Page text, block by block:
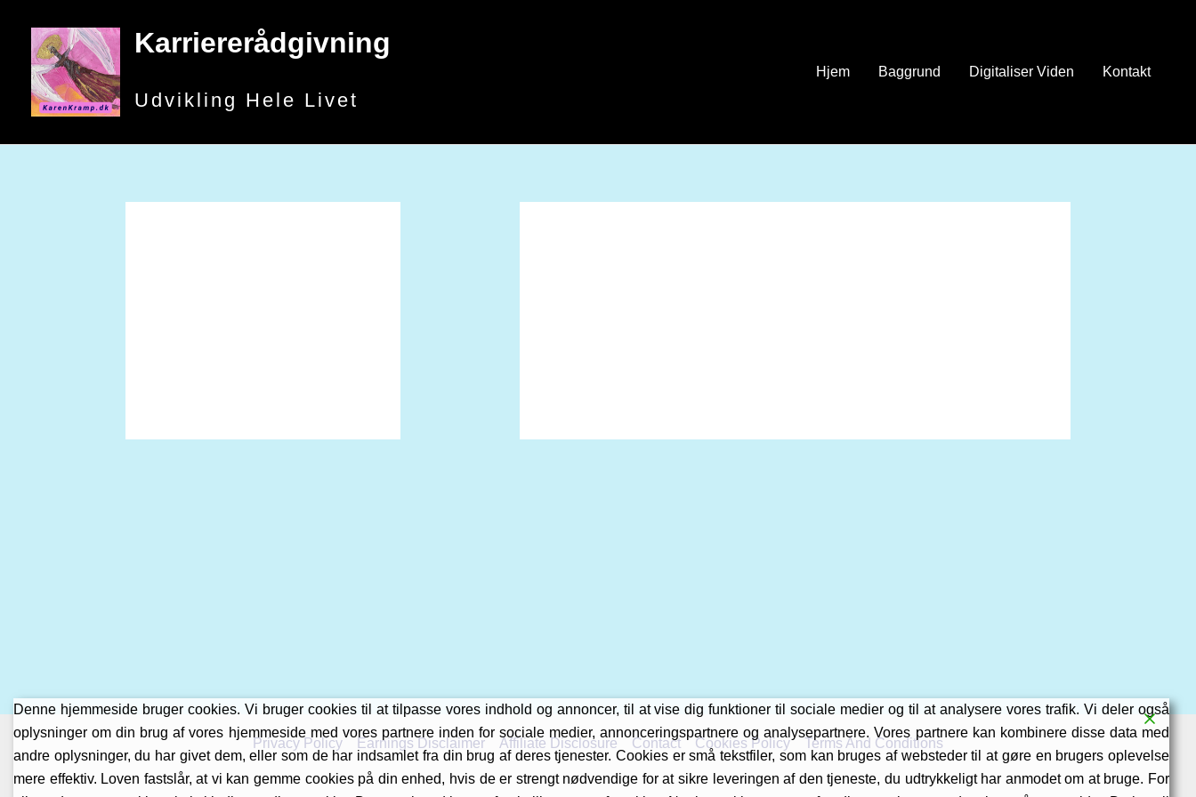
indholdet
Karriererådgivning
Udvikling Hele Livet
Hjem Baggrund Digitaliser Viden Kontakt
Privacy Policy Earnings Disclaimer Affiliate Disclosure Contact Cookies Policy Terms And Conditions
Denne hjemmeside bruger cookies. Vi bruger cookies til at tilpasse vores indhold og annoncer, til at vise dig funktioner til sociale medier og til at analysere vores trafik. Vi deler også
oplysninger om din brug af vores hjemmeside med vores partnere inden for sociale medier, annonceringspartnere og analysepartnere. Vores partnere kan kombinere disse data med
andre oplysninger, du har givet dem, eller som de har indsamlet fra din brug af deres tjenester. Cookies er små tekstfiler, som kan bruges af websteder til at gøre en brugers oplevelse
mere effektiv. Loven fastslår, at vi kan gemme cookies på din enhed, hvis de er strengt nødvendige for at sikre leveringen af den tjeneste, du udtrykkeligt har anmodet om at bruge. For